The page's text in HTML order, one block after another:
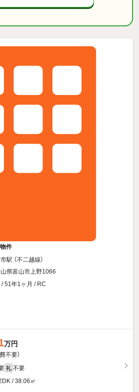
件
駅 （不二越線）
県富山市上野1066
/ 51年1ヶ月 / RC
万円
不要）
礼 不要
/ 38.06㎡